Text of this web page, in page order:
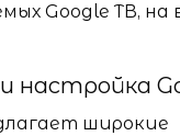
Google ТВ, на
настройка
широкие